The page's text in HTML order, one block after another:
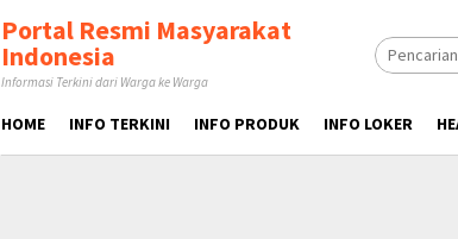
Portal Resmi Masyarakat
Indonesia
Informasi Terkini dari Warga ke Warga
HOME INFO TERKINI INFO PRODUK INFO LOKER